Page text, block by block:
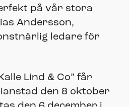
på vår stora
Andersson,
ledare för
Lind & Co” får
den 8 oktober